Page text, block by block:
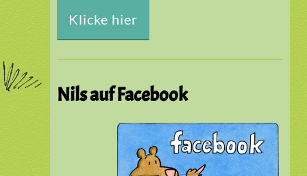
Klicke hier
Nils auf Facebook